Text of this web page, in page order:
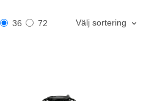
36 72 Välj sortering